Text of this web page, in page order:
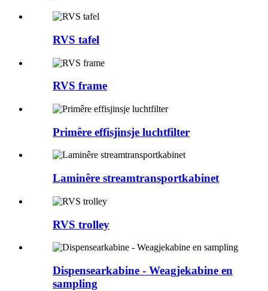
RVS tafel
RVS frame
Primêre effisjinsje luchtfilter
Laminêre streamtransportkabinet
RVS trolley
Dispensearkabine - Weagjekabine en
sampling